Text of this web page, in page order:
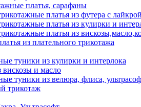
платья, сарафаны
платья из футера с лайкрой
платья из кулирки и
платья из
из плательного трикотажа
туники из кулирки и интерлока
вискозы и масло
туники из велюра, флиса,
трикотаж